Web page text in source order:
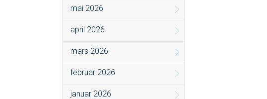
mai 2026
april 2026
mars 2026
februar 2026
januar 2026